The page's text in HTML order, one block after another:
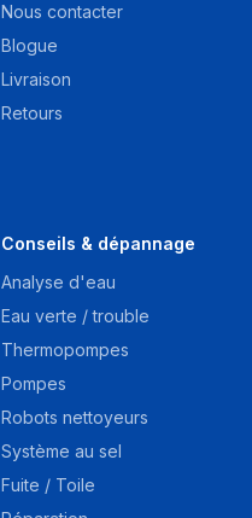
Nous contacter
Blogue
Livraison
Retours
Conseils & dépannage
Analyse d'eau
Eau verte / trouble
Thermopompes
Pompes
Robots nettoyeurs
Système au sel
Fuite / Toile